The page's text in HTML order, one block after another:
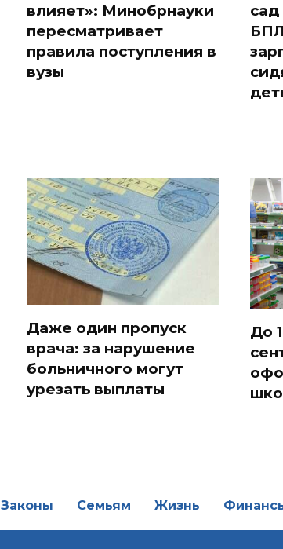
влияет»: Минобрнауки
пересматривает
правила поступления в
вузы
сад
Даже один пропуск
врача: за нарушение
больничного могут
урезать выплаты
До
Законы Семьям Жизнь